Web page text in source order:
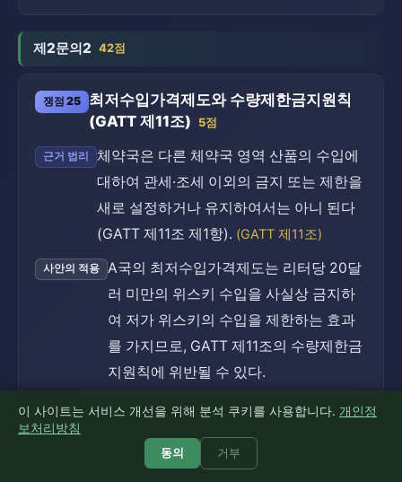
제2문의2 42점
쟁점 25
최저수입가격제도와 수량제한금지원칙
(GATT 제11조) 5점
근거 법리
체약국은 다른 체약국 영역 산품의 수입에
대하여 관세·조세 이외의 금지 또는 제한을
새로 설정하거나 유지하여서는 아니 된다
(GATT 제11조 제1항). (GATT 제11조)
사안의 적용
A국의 최저수입가격제도는 리터당 20달
러 미만의 위스키 수입을 사실상 금지하
여 저가 위스키의 수입을 제한하는 효과
를 가지므로, GATT 제11조의 수량제한금
지원칙에 위반될 수 있다.
소결
최저수입가격제도는 GATT 제11조에 위반될
수 있다.
이 사이트는 서비스 개선을 위해 분석 쿠키를 사용합니다. 개인정
보처리방침
동의 거부